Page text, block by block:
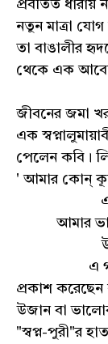
প্রবর্তিত ধারায়
নতুন মাত্রা
তা বাঙালীর
থেকে এক
জীবনের জমা
এক
পেলেন কবি।
' আমার কোন্
এ কোন
আমার
উজান
এ গানে
প্রকাশ করেছেন
উজান বা
"স্বপ্ন-পুরী"র